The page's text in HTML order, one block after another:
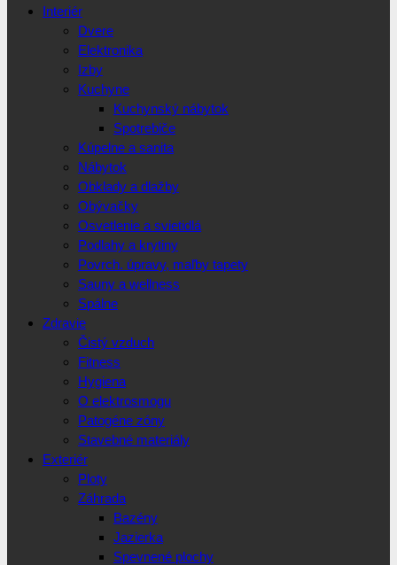
Interiér
Dvere
Elektronika
Izby
Kuchyne
Kuchynský nábytok
Spotrebiče
Kúpelne a sanita
Nábytok
Obklady a dlažby
Obývačky
Osvetlenie a svietidlá
Podlahy a krytiny
Povrch. úpravy, maľby tapety
Sauny a wellness
Spálne
Zdravie
Čistý vzduch
Fitness
Hygiena
O elektrosmogu
Patogéne zóny
Stavebné materiály
Exteriér
Ploty
Záhrada
Bazény
Jazierka
Spevnené plochy